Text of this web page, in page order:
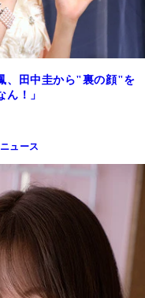
、田中圭から"裏の顔"を
！」
ュース